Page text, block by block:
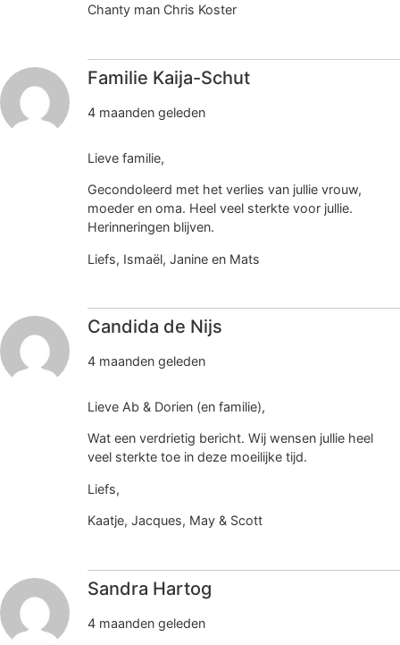
Chanty man Chris Koster
Familie Kaija-Schut
4 maanden geleden
Lieve familie,
Gecondoleerd met het verlies van jullie vrouw,
moeder en oma. Heel veel sterkte voor jullie.
Herinneringen blijven.
Liefs, Ismaël, Janine en Mats
Candida de Nijs
4 maanden geleden
Lieve Ab & Dorien (en familie),
Wat een verdrietig bericht. Wij wensen jullie heel
veel sterkte toe in deze moeilijke tijd.
Liefs,
Kaatje, Jacques, May & Scott
Sandra Hartog
4 maanden geleden